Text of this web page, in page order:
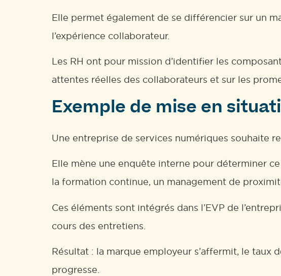
Elle permet également de se différencier sur un
l’expérience collaborateur.
Les RH ont pour mission d’identifier les
attentes réelles des collaborateurs et sur les
Exemple de mise en
Une entreprise de services numériques souhaite
Elle mène une enquête interne pour déterminer
la formation continue, un management de
Ces éléments sont intégrés dans l’EVP de
cours des entretiens.
Résultat : la marque employeur s’affermit, le taux
progresse.